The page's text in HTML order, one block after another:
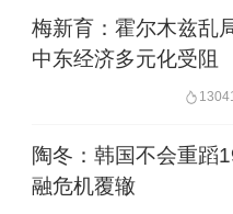
部分供应链临时
业的短期盈利预
的科技、制造、
面临成本上升、
促使投资者基于
梅新育：霍尔木兹乱
中东经济多元化受阻
陶冬：韩国不会重蹈
融危机覆辙